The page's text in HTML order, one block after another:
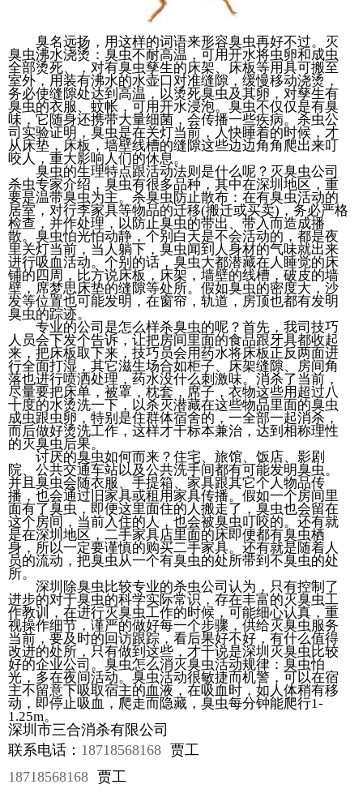
臭名远扬，用这样的词语来形容臭虫再好不过。灭
臭虫沸水浇烫：臭虫不耐高温，可用开水将虫卵和成虫
全部烫死、，对有臭虫孳生的床架、床板等用具可搬至
室外，用装有沸水的水壶口对准缝隙，缓慢移动浇烫，
务必使缝隙处达到高温，以烫死臭虫及其卵，对孳生有
臭虫的衣服、蚊帐，可用开水浸泡。臭虫不仅仅是有臭
味，它随身还携带大量细菌，会传播一些疾病。杀虫公
司实验证明，臭虫是在关灯当前，人快睡着的时候，才
从床垫，床板，墙壁线槽的缝隙这些边边角角爬出来叮
咬人，重大影响人们的休息。
臭虫的生理特点跟活动法则是什么呢？灭臭虫公司
杀虫专家介绍，臭虫有很多品种，其中在深圳地区，重
要是温带臭虫为主。杀臭虫防止散布：在有臭虫活动的
居室，对行李家具等物品的迁移(搬迁或买卖)，务必严格
检查，并作处理，以防止臭虫的带出、带入而造成播
散。臭虫怕光怕动静，个别白天是不会活动的，都是夜
里关灯当前，当人躺下，臭虫闻到人身材的气味就出来
进行吸血活动。个别的话，臭虫大都潜藏在人睡觉的床
铺的四周，比方说床板，床架，墙壁的线槽，破皮的墙
壁，席梦思床垫的缝隙等处所。假如臭虫的密度大，沙
发等位置也可能发明，在窗帘，轨道，房顶也都有发明
臭虫的踪迹。
专业的公司是怎么样杀臭虫的呢？首先，我司技巧
人员会下发个告诉，让把房间里面的食品跟牙具都收起
来，把床板取下来，技巧员会用药水将床板正反两面进
行全面打湿，其它滋生场合如柜子、床架缝隙、房间角
落也进行喷洒处理，药水没什么刺激味。消杀了当前，
尽量要把床单，被罩，枕套，席子，衣物这些用超过八
十度的水烫洗一下，以杀灭潜藏在这些物品里面的臭虫
成虫跟虫卵，特别是住群体宿舍的，一全部一起消杀，
而后做好烫洗工作，这样才干标本兼治，达到相称理性
的灭臭虫后果。
讨厌的臭虫如何而来？住宅、旅馆、饭店、影剧
院、公共交通车站以及公共洗手间都有可能发明臭虫。
并且臭虫会随衣服、手提箱、家具跟其它个人物品传
播，也会通过旧家具或租用家具传播。假如一个房间里
面有了臭虫，即便这里面住的人搬走了，臭虫也会留在
这个房间，当前入住的人，也会被臭虫叮咬的。还有就
是在深圳地区，二手家具店里面的床即便都有臭虫栖
身，所以一定要谨慎的购买二手家具。还有就是随着人
员的流动，把臭虫从一个有臭虫的处所带到不臭虫的处
所。
深圳除臭虫比较专业的杀虫公司认为，只有控制了
进步的对于臭虫的科学实际常识，存在丰富的灭臭虫工
作教训，在进行灭臭虫工作的时候，可能细心认真，重
视操作细节，谨严的做好每一个步骤，供给灭臭虫服务
当前，要及时的回访跟踪，看后果好不好，有什么值得
改进的处所，只有做到这些，才干说是深圳灭臭虫比较
好的企业公司。臭虫怎么消灭臭虫活动规律：臭虫怕
光，多在夜间活动。臭虫活动很敏捷而机警，可以在宿
主不留意下吸取宿主的血液，在吸血时，如人体稍有移
动，即停止吸血，爬走而隐藏，臭虫每分钟能爬行1-
1.25m。
深圳市三合消杀有限公司
联系电话： 18718568168 贾工
18718568168 贾工